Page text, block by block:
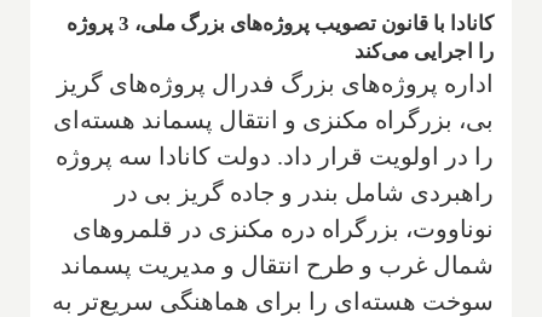
کانادا با قانون تصویب پروژه‌های بزرگ ملی، 3 پروژه
را اجرایی می‌کند
اداره پروژه‌های بزرگ فدرال پروژه‌های گریز
بی، بزرگراه مکنزی و انتقال پسماند هسته‌ای
را در اولویت قرار داد. دولت کانادا سه پروژه
راهبردی شامل بندر و جاده گریز بی در
نوناووت، بزرگراه دره مکنزی در قلمروهای
شمال غرب و طرح انتقال و مدیریت پسماند
سوخت هسته‌ای را برای هماهنگی سریع‌تر به